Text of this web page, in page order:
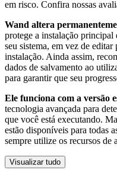
em risco. Confira nossas
Wand altera
protege a instalação
seu sistema, em vez de
instalação. Ainda assim,
dados de salvamento ao
para garantir que seu
Ele funciona com a versão
tecnologia avançada para
que você está executando.
estão disponíveis para todas
sempre utilize os recursos de
Visualizar tudo